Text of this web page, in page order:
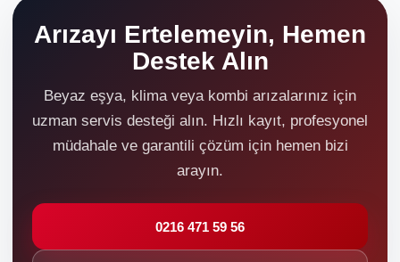
Arızayı Ertelemeyin, Hemen
Destek Alın
Beyaz eşya, klima veya kombi arızalarınız için
uzman servis desteği alın. Hızlı kayıt, profesyonel
müdahale ve garantili çözüm için hemen bizi
arayın.
0216 471 59 56